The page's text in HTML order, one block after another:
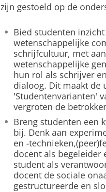
zijn gestoeld op de
Bied studenten
wetenschappelijke
schrijfcultuur, met
wetenschappelijke
hun rol als schrijver
dialoog. Dit maakt de
'Studentenvarianten'
vergroten de
Breng studenten een
bij. Denk aan
en -
docent als begeleider
student als
docent de sociale
gestructureerde en